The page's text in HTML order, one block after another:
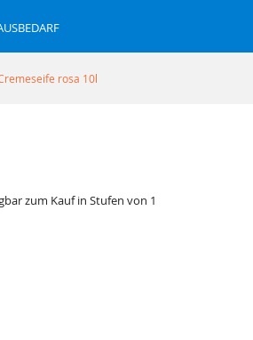
rosa 10l
zum Kauf in Stufen von 1